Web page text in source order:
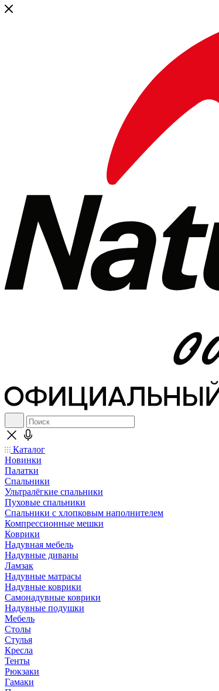
Каталог
Новинки
Палатки
Спальники
Ультралёгкие спальники
Пуховые спальники
Спальники с хлопковым наполнителем
Компрессионные мешки
Коврики
Надувная мебель
Надувные диваны
Ламзак
Надувные матрасы
Надувные коврики
Самонадувные коврики
Надувные подушки
Мебель
Столы
Стулья
Кресла
Тенты
Рюкзаки
Гамаки